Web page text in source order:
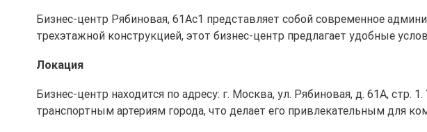
Бизнес-центр Рябиновая, 61Ас1 представляет собой современное
трехэтажной конструкцией, этот бизнес-центр предлагает удобные
Локация
Бизнес-центр находится по адресу: г. Москва, ул. Рябиновая, д. 61А,
транспортным артериям города, что делает его привлекательным для